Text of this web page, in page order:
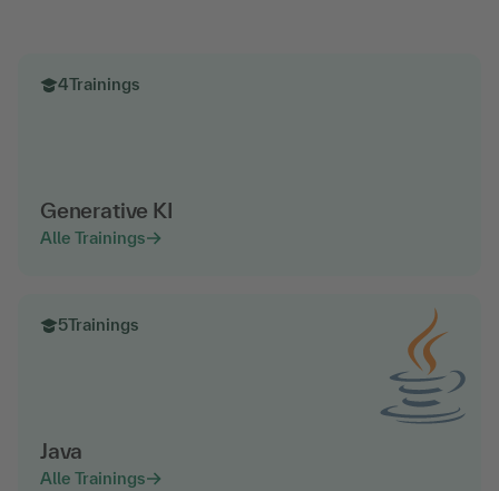
4Trainings
Generative KI
Alle Trainings
5Trainings
Java
Alle Trainings